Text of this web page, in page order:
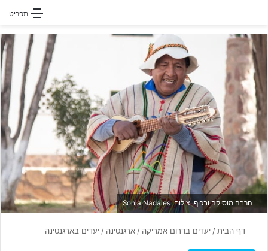
תפריט
הרבה מוסיקה ובכיף, צילום: Sonia Nadales
דף הבית/ יעדים בדרום אמריקה / ארגנטינה / יעדים בארגנטינה